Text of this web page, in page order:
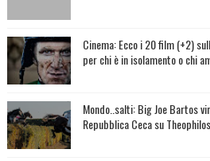
Cinema: Ecco i 20 film (+2)
per chi è in isolamento o chi
Mondo..salti: Big Joe Bartos
Repubblica Ceca su